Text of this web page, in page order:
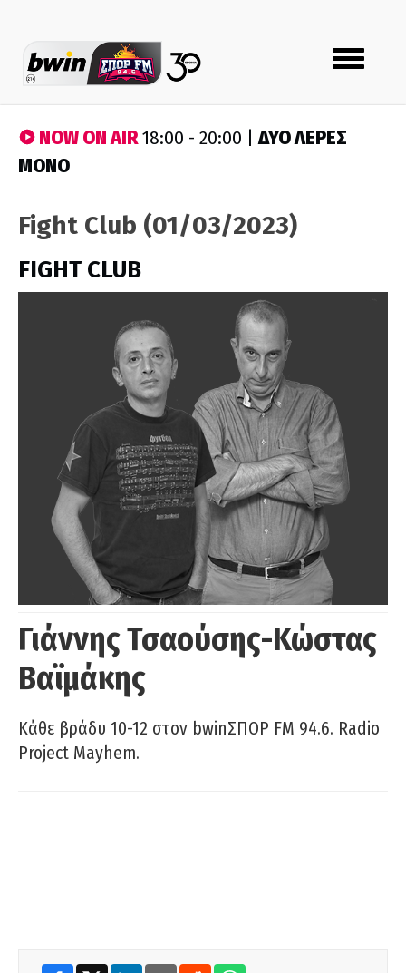
Toggle
navigation
NOW ON AIR18:00 - 20:00 |ΔΥΟ ΛΕΡΕΣ
ΜΟΝΟ
Fight Club (01/03/2023)
FIGHT CLUB
Γιάννης Τσαούσης-Κώστας
Βαϊμάκης
Κάθε βράδυ 10-12 στον bwinΣΠΟΡ FM 94.6. Radio
Project Mayhem.